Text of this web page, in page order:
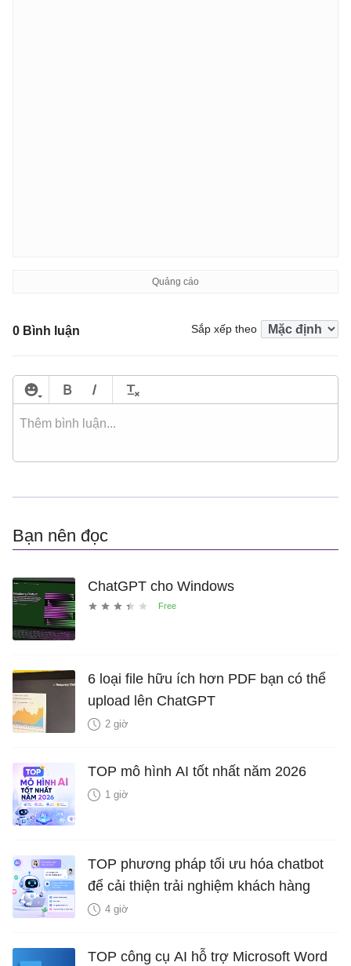
0 Bình luận Sắp xếp theo
Bạn nên đọc
ChatGPT cho Windows
6 loại file hữu ích hơn PDF bạn có thể
upload lên ChatGPT
2 giờ
TOP mô hình AI tốt nhất năm 2026
1 giờ
TOP phương pháp tối ưu hóa chatbot
để cải thiện trải nghiệm khách hàng
4 giờ
TOP công cụ AI hỗ trợ Microsoft Word